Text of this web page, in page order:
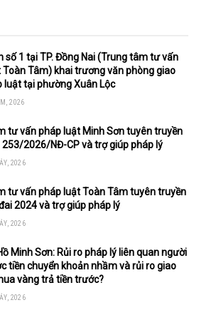
số 1 tại TP. Đồng Nai (Trung tâm tư vấn
Toàn Tâm) khai trương văn phòng giao
luật tại phường Xuân Lộc
2026
tư vấn pháp luật Minh Sơn tuyên truyền
253/2026/NĐ-CP và trợ giúp pháp lý
2026
tư vấn pháp luật Toàn Tâm tuyên truyền
2024 và trợ giúp pháp lý
2026
Minh Sơn: Rủi ro pháp lý liên quan người
tiền chuyển khoản nhầm và rủi ro giao
vàng trả tiền trước?
2026